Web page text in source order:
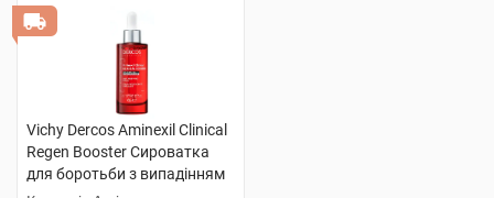
Vichy Dercos Aminexil Clinical
Regen Booster Сироватка
для боротьби з випадінням